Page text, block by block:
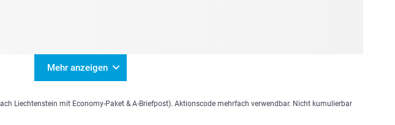
Mehr anzeigen
Liechtenstein mit Economy-Paket & A-Briefpost). Aktionscode mehrfach verwendbar. Nicht kumulierbar